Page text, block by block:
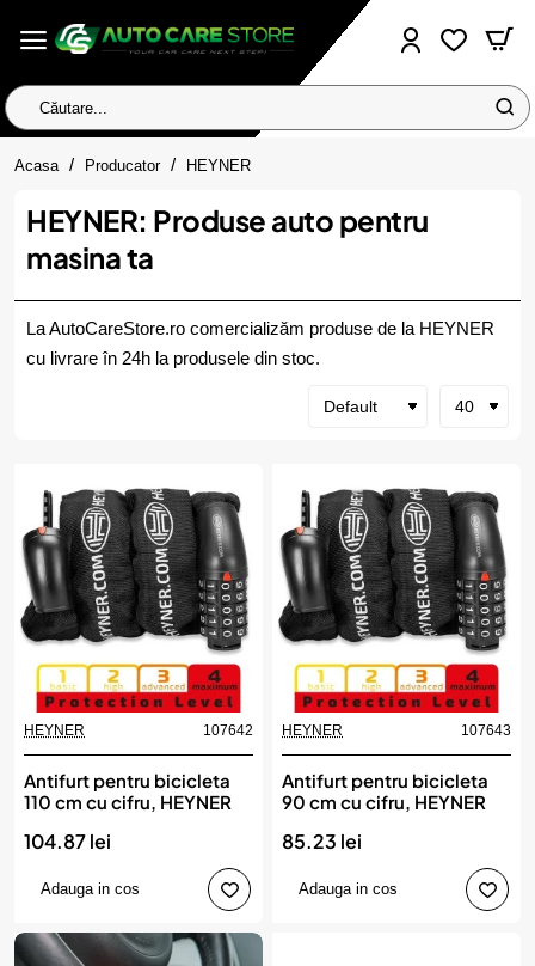
Căutare...
Acasa homeProducator HEYNER
HEYNER: Produse auto pentru
masina ta
La AutoCareStore.ro comercializăm produse de la HEYNER
cu livrare în 24h la produsele din stoc.
HEYNER 107642
Antifurt pentru bicicleta
110 cm cu cifru, HEYNER
104.87 lei
Adauga in cos
HEYNER 107643
Antifurt pentru bicicleta
90 cm cu cifru, HEYNER
85.23 lei
Adauga in cos